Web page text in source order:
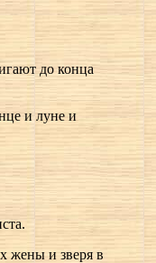
до конца
и луне и
жены и зверя в